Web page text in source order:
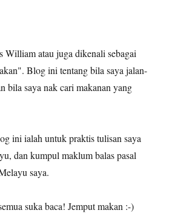
William atau juga dikenali sebagai
Blog ini tentang bila saya jalan-
bila saya nak cari makanan yang
ini ialah untuk praktis tulisan saya
dan kumpul maklum balas pasal
saya.
suka baca! Jemput makan :-)